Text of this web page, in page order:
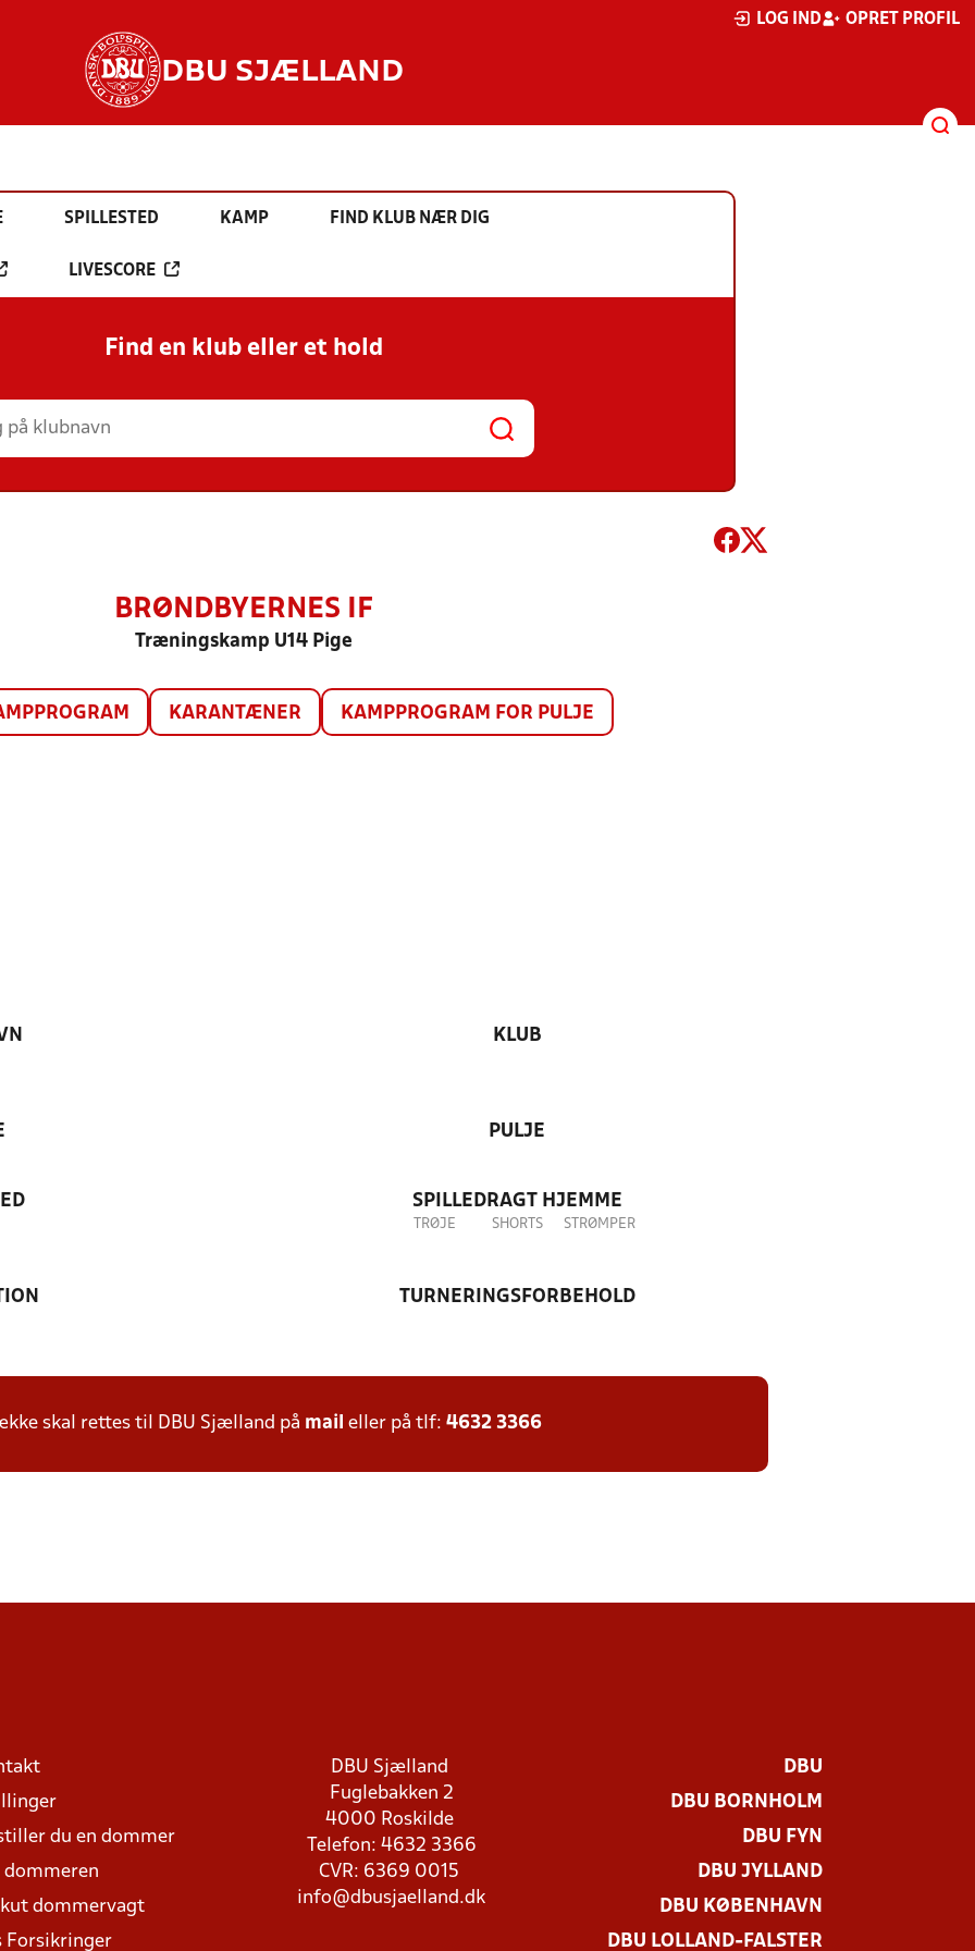
LOG IND OPRET PROFIL
DBU SJÆLLAND
SPILLESTED KAMP FIND KLUB NÆR DIG
LIVESCORE
Find en klub eller et hold
BRØNDBYERNES IF
Træningskamp U14 Pige
KARANTÆNER KAMPPROGRAM FOR PULJE
KLUB
PULJE
SPILLEDRAGT HJEMME
TRØJE SHORTS STRØMPER
TURNERINGSFORBEHOLD
skal rettes til DBU Sjælland på mail eller på tlf: 4632 3366
du en dommer
dommeren
dommervagt
Forsikringer
DBU Sjælland
Fuglebakken 2
4000 Roskilde
Telefon: 4632 3366
CVR: 6369 0015
info@dbusjaelland.dk
DBU
DBU BORNHOLM
DBU FYN
DBU JYLLAND
DBU KØBENHAVN
DBU LOLLAND-FALSTER